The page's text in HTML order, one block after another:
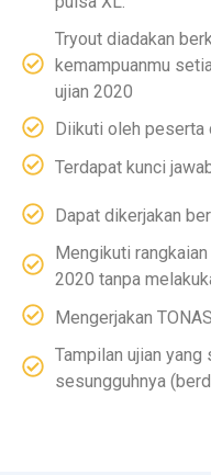
Tryout diadakan
kemampuanmu
ujian 2020
Diikuti oleh peserta
Terdapat kunci
Dapat dikerjakan
Mengikuti
2020 tanpa
Mengerjakan
Tampilan ujian
sesungguhnya